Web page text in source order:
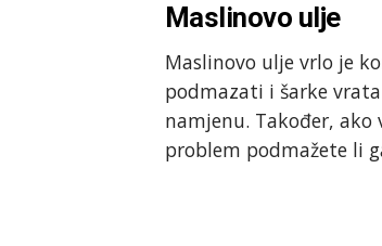
Maslinovo ulje
Maslinovo ulje vrlo je
podmazati i šarke
namjenu. Također,
problem podmažete li